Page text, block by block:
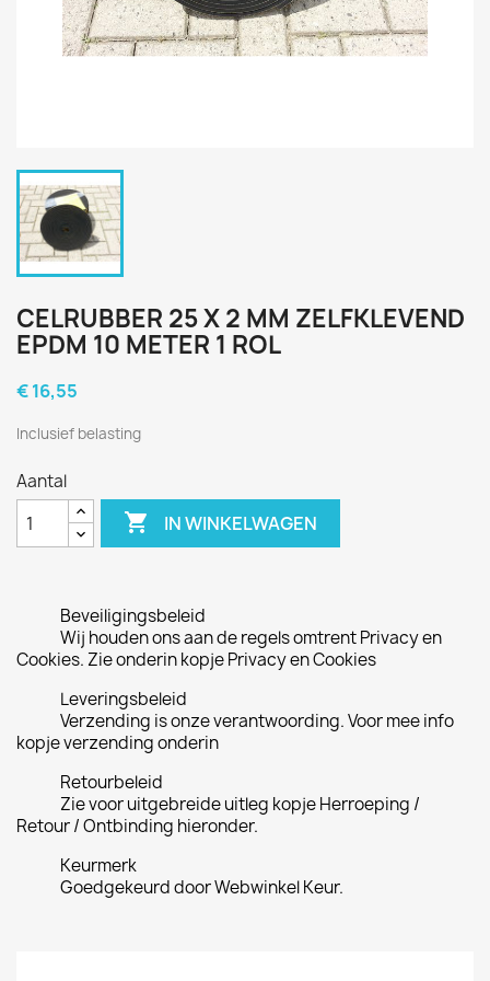
CELRUBBER 25 X 2 MM ZELFKLEVEND
EPDM 10 METER 1 ROL
€ 16,55
Inclusief belasting
Aantal
 IN WINKELWAGEN
Beveiligingsbeleid
Wij houden ons aan de regels omtrent Privacy en
Cookies. Zie onderin kopje Privacy en Cookies
Leveringsbeleid
Verzending is onze verantwoording. Voor mee info
kopje verzending onderin
Retourbeleid
Zie voor uitgebreide uitleg kopje Herroeping /
Retour / Ontbinding hieronder.
Keurmerk
Goedgekeurd door Webwinkel Keur.